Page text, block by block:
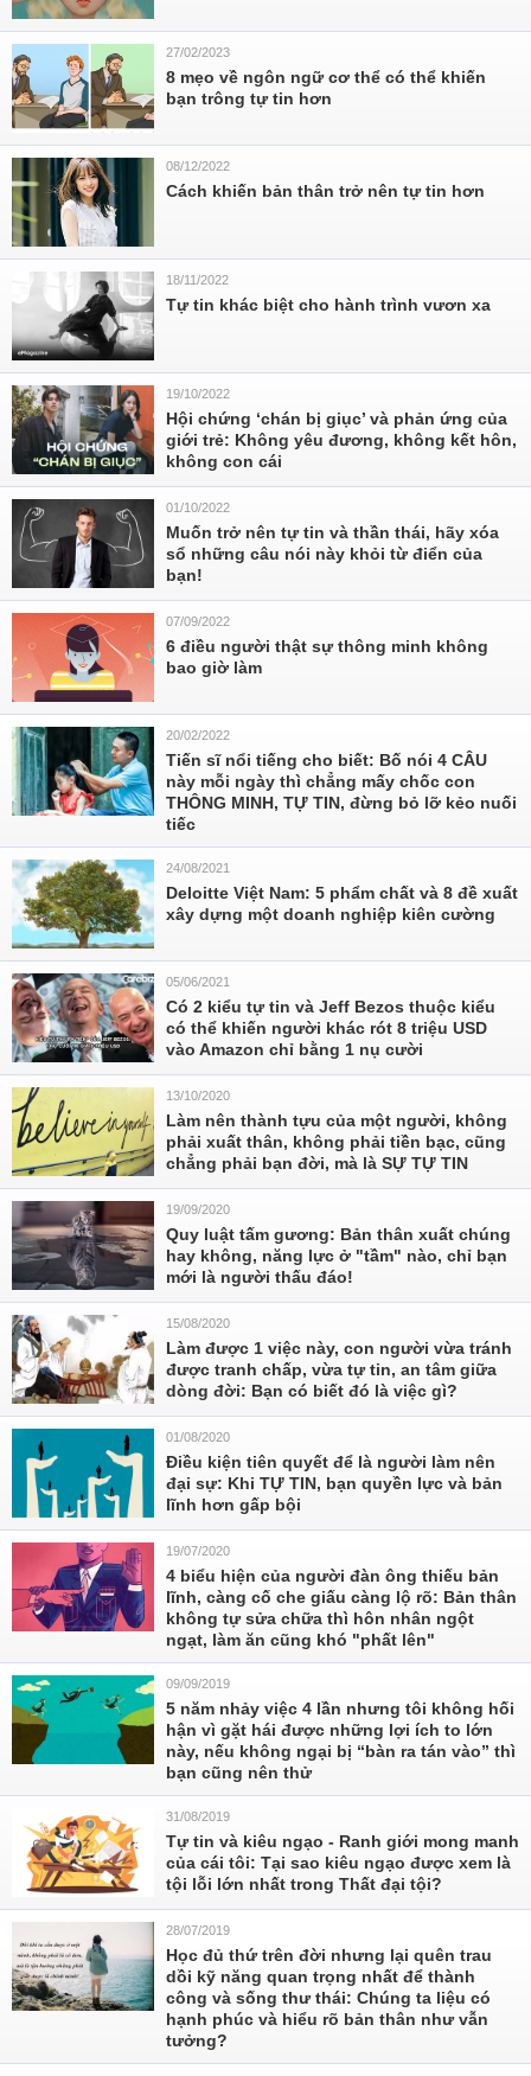
27/02/2023
8 mẹo về ngôn ngữ cơ thể có thể khiến
bạn trông tự tin hơn
08/12/2022
Cách khiến bản thân trở nên tự tin hơn
18/11/2022
Tự tin khác biệt cho hành trình vươn xa
19/10/2022
Hội chứng ‘chán bị giục’ và phản ứng của
giới trẻ: Không yêu đương, không kết hôn,
không con cái
01/10/2022
Muốn trở nên tự tin và thần thái, hãy xóa
sổ những câu nói này khỏi từ điển của
bạn!
07/09/2022
6 điều người thật sự thông minh không
bao giờ làm
20/02/2022
Tiến sĩ nổi tiếng cho biết: Bố nói 4 CÂU
này mỗi ngày thì chẳng mấy chốc con
THÔNG MINH, TỰ TIN, đừng bỏ lỡ kẻo nuối
tiếc
24/08/2021
Deloitte Việt Nam: 5 phẩm chất và 8 đề xuất
xây dựng một doanh nghiệp kiên cường
05/06/2021
Có 2 kiểu tự tin và Jeff Bezos thuộc kiểu
có thể khiến người khác rót 8 triệu USD
vào Amazon chỉ bằng 1 nụ cười
13/10/2020
Làm nên thành tựu của một người, không
phải xuất thân, không phải tiền bạc, cũng
chẳng phải bạn đời, mà là SỰ TỰ TIN
19/09/2020
Quy luật tấm gương: Bản thân xuất chúng
hay không, năng lực ở "tầm" nào, chỉ bạn
mới là người thấu đáo!
15/08/2020
Làm được 1 việc này, con người vừa tránh
được tranh chấp, vừa tự tin, an tâm giữa
dòng đời: Bạn có biết đó là việc gì?
01/08/2020
Điều kiện tiên quyết để là người làm nên
đại sự: Khi TỰ TIN, bạn quyền lực và bản
lĩnh hơn gấp bội
19/07/2020
4 biểu hiện của người đàn ông thiếu bản
lĩnh, càng cố che giấu càng lộ rõ: Bản thân
không tự sửa chữa thì hôn nhân ngột
ngạt, làm ăn cũng khó "phất lên"
09/09/2019
5 năm nhảy việc 4 lần nhưng tôi không hối
hận vì gặt hái được những lợi ích to lớn
này, nếu không ngại bị “bàn ra tán vào” thì
bạn cũng nên thử
31/08/2019
Tự tin và kiêu ngạo - Ranh giới mong manh
của cái tôi: Tại sao kiêu ngạo được xem là
tội lỗi lớn nhất trong Thất đại tội?
28/07/2019
Học đủ thứ trên đời nhưng lại quên trau
dồi kỹ năng quan trọng nhất để thành
công và sống thư thái: Chúng ta liệu có
hạnh phúc và hiểu rõ bản thân như vẫn
tưởng?